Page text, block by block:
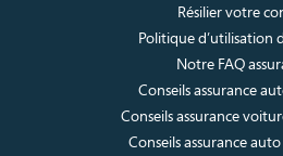
Résilier votre
Politique d’utilisation
Notre FAQ
Conseils assurance
Conseils assurance
Conseils assurance